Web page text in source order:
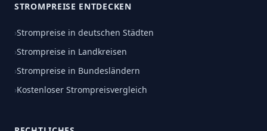
STROMPREISE ENTDECKEN
›Strompreise in deutschen Städten
›Strompreise in Landkreisen
›Strompreise in Bundesländern
›Kostenloser Strompreisvergleich